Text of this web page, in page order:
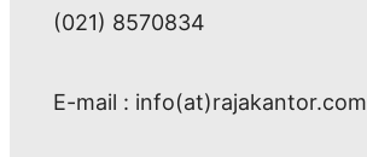
(021) 8570834
E-mail : info(at)rajakantor.com